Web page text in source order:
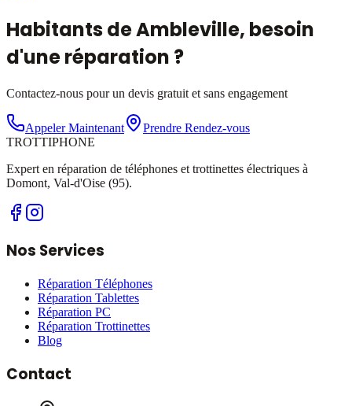
Habitants deAmbleville, besoin
d'une réparation ?
Contactez-nous pour un devis gratuit et sans engagement
Appeler Maintenant
Prendre Rendez-vous
TROTTIPHONE
Expert en réparation de téléphones et trottinettes électriques à
Domont, Val-d'Oise (95).
Nos Services
Réparation Téléphones
Réparation Tablettes
Réparation PC
Réparation Trottinettes
Blog
Contact